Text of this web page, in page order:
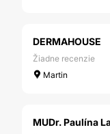
DERMAHOUSE
Žiadne recenzie
Martin
MUDr. Paulína